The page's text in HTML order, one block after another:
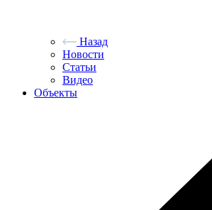
Назад
Новости
Статьи
Видео
Объекты